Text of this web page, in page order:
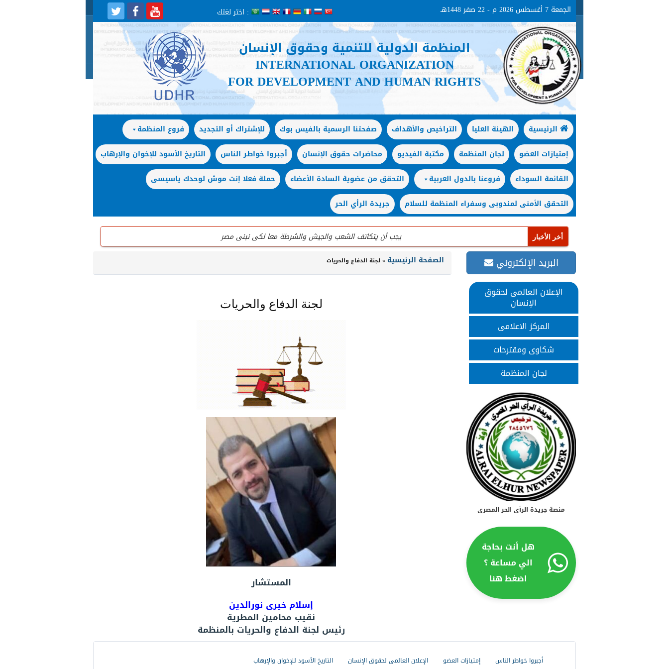
الجمعة 7 أغسطس 2026 م - 22 صفر 1448هـ اختر لغتك :
المنظمة الدولية للتنمية وحقوق الإنسان
INTERNATIONAL ORGANIZATION
FOR DEVELOPMENT AND HUMAN RIGHTS
الرئيسية الهيئة العليا التراخيص والأهداف صفحتنا الرسمية بالفيس بوك للإشتراك أو التجديد
فروع المنظمة
إمتيازات العضو
لجان المنظمة مكتبة الفيديو محاضرات حقوق الإنسان أجبروا خواطر الناس
التاريخ الأسود للإخوان والإرهاب
القائمة السوداء
فروعنا بالدول العربية التحقق من عضوية السادة الأعضاء
حملة فعلا إنت موش لوحدك ياسيسى
التحقق الأمنى لمندوبى وسفراء المنظمة للسلام
جريدة الرأي الحر
يجب أن يتكاتف الشعب والجيش والشرطة معا لكى نبنى مصر
للتواصل تليفون المنظمة الرئيسى / 0201020407090
جميع لجان المنظمة عمل تطوعى وليست وظيفه
تليفون / واتس المنظمة الرئيسى للتواصل والإستفسار / 0201020407090
البريد الإلكتروني
الإعلان العالمى لحقوق
الإنسان
المركز الاعلامى
شكاوى ومقترحات
لجان المنظمة
منصة جريدة الرأى الحر المصرى
هل أنت بحاجة
الي مساعة ؟
اضغط هنا
الصفحة الرئيسية » لجنة الدفاع والحريات
لجنة الدفاع والحريات
المستشار
إسلام خيرى نورالدين
نقيب محامين المطرية
رئيس لجنة الدفاع والحريات بالمنظمة
أجبروا خواطر الناس إمتيازات العضو الإعلان العالمى لحقوق الإنسان التاريخ الأسود للإخوان والإرهاب